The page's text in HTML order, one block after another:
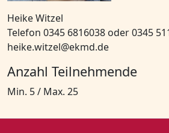
Heike Witzel
Telefon 0345 6816038 oder 0345
heike.witzel@ekmd.de
Anzahl Teilnehmende
Min. 5 / Max. 25